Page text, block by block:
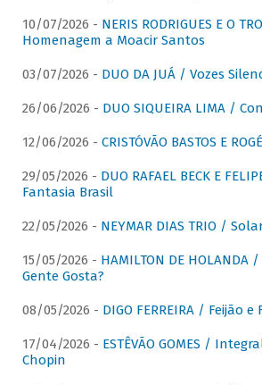
10/07/2026 - NERIS RODRIGUES E O
Homenagem a Moacir Santos
03/07/2026 - DUO DA JUÁ / Vozes
26/06/2026 - DUO SIQUEIRA LIMA /
12/06/2026 - CRISTÓVÃO BASTOS E
29/05/2026 - DUO RAFAEL BECK E
Fantasia Brasil
22/05/2026 - NEYMAR DIAS TRIO /
15/05/2026 - HAMILTON DE HOLANDA
Gente Gosta?
08/05/2026 - DIGO FERREIRA / Feijão e
17/04/2026 - ESTÊVÃO GOMES /
Chopin